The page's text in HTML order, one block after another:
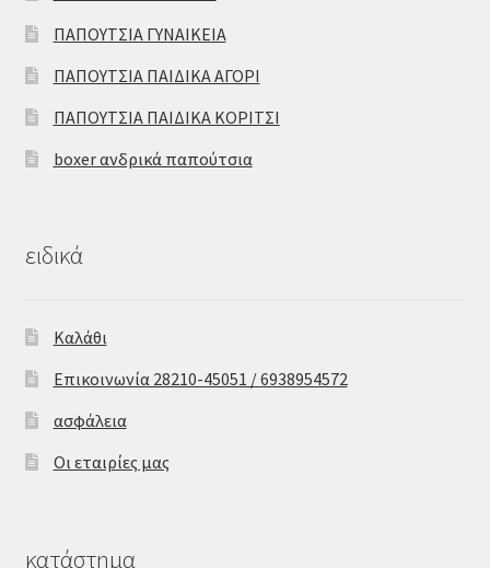
ΠΑΠΟΥΤΣΙΑ ΓΥΝΑΙΚΕΙΑ
ΠΑΠΟΥΤΣΙΑ ΠΑΙΔΙΚΑ ΑΓΟΡΙ
ΠΑΠΟΥΤΣΙΑ ΠΑΙΔΙΚΑ ΚΟΡΙΤΣΙ
boxer ανδρικά παπούτσια
ειδικά
Καλάθι
Επικοινωνία 28210-45051 / 6938954572
ασφάλεια
Οι εταιρίες μας
κατάστημα